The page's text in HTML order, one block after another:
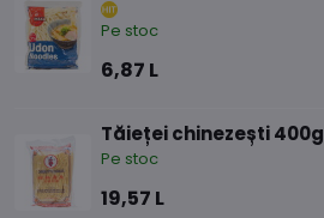
Pe stoc
6,87 L
Tăieței chinezești 400g
Pe stoc
19,57 L